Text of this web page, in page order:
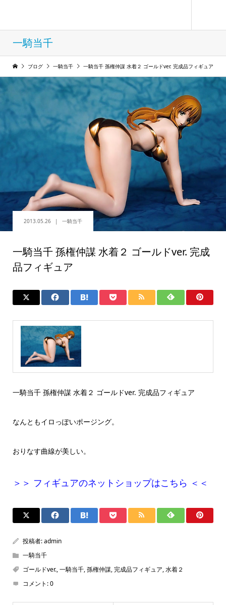
一騎当千
ブログ 一騎当千 一騎当千 孫権仲謀 水着２ ゴールドver. 完成品フィギュア
2013.05.26 一騎当千
一騎当千 孫権仲謀 水着２ ゴールドver. 完成
品フィギュア
一騎当千 孫権仲謀 水着２ ゴールドver. 完成品フィギュア
なんともイロっぽいポージング。
おりなす曲線が美しい。
＞＞ フィギュアのネットショップはこちら ＜＜
投稿者:admin
一騎当千
ゴールドver.,一騎当千,孫権仲謀,完成品フィギュア,水着２
コメント:0